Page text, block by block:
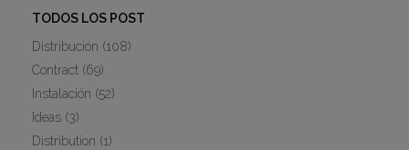
TODOS LOS POST
Distribución (108)
Contract (69)
Instalación (52)
Ideas (3)
Distribution (1)